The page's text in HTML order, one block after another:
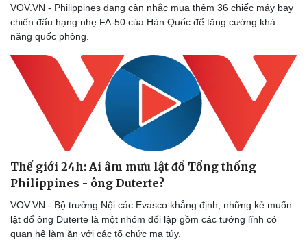
VOV.VN - Philippines đang cân nhắc mua thêm 36 chiếc máy bay
chiến đấu hạng nhẹ FA-50 của Hàn Quốc để tăng cường khả
năng quốc phòng.
Thế giới 24h: Ai âm mưu lật đổ Tổng thống
Philippines - ông Duterte?
VOV.VN - Bộ trưởng Nội các Evasco khẳng định, những kẻ muốn
lật đổ ông Duterte là một nhóm đối lập gồm các tướng lĩnh có
quan hệ làm ăn với các tổ chức ma túy.